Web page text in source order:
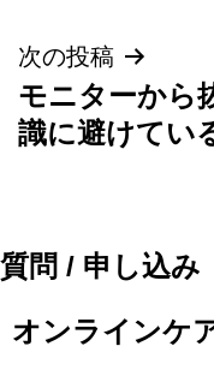
次の投稿
モニターから
識に避けてい
質問 / 申し込み
オンラインケ